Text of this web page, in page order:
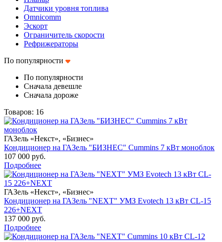
Датчики уровня топлива
Omnicomm
Эскорт
Ограничитель скорости
Рефрижераторы
По популярности
По популярности
Сначала девешле
Сначала дороже
Товаров: 16
ГАЗель «Некст», «Бизнес»
Кондиционер на ГАЗель "БИЗНЕС" Cummins 7 кВт моноблок
107 000 руб.
Подробнее
ГАЗель «Некст», «Бизнес»
Кондиционер на ГАЗель "NEXT" УМЗ Evotech 13 кВт CL-15
226+NEXT
137 000 руб.
Подробнее